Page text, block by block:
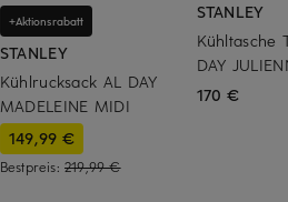
+Aktionsrabatt
STANLEY
Kühlrucksack AL DAY
MADELEINE MIDI
149,99 €
Bestpreis: 219,99 €
STANLEY
Kühltasche
DAY
170 €